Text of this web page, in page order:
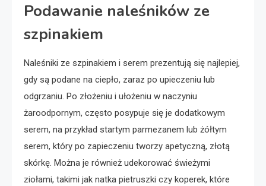
Podawanie naleśników ze
szpinakiem
Naleśniki ze szpinakiem i serem prezentują się najlepiej,
gdy są podane na ciepło, zaraz po upieczeniu lub
odgrzaniu. Po złożeniu i ułożeniu w naczyniu
żaroodpornym, często posypuje się je dodatkowym
serem, na przykład startym parmezanem lub żółtym
serem, który po zapieczeniu tworzy apetyczną, złotą
skórkę. Można je również udekorować świeżymi
ziołami, takimi jak natka pietruszki czy koperek, które